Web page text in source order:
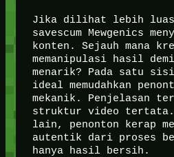
Jika dilihat lebih
savescum Mewgenics
konten. Sejauh mana
memanipulasi hasil
menarik? Pada satu
ideal memudahkan
mekanik. Penjelasan
struktur video tertata.
lain, penonton kerap
autentik dari proses
hanya hasil bersih.